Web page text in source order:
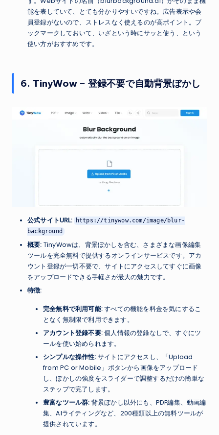
能を表していて、とても分かりやすいですね。広告表示や会
員登録がないので、ストレスなく使えるのが高ポイント。ブ
ックマークしておいて、いざという時にサッと使う、という
使い方がおすすめです。
6. TinyWow – 登録不要で自動背景ぼかし
公式サイトURL:
https://tinywow.com/image/blur-
background
概要: TinyWowは、背景ぼかしを含む、さまざまな画像編集
ツールを完全無料で提供するオンラインサービスです。アカ
ウント登録が一切不要で、サイトにアクセスしてすぐに画像
をアップロードできる手軽さが最大の魅力です。
特徴:
完全無料で利用可能:すべての機能を料金を気にするこ
となく無制限で利用できます。
アカウント登録不要:個人情報の登録なしで、すぐにツ
ールを使い始められます。
シンプルな操作性:サイトにアクセスし、「Upload
from PC or Mobile」ボタンから画像をアップロード
し、ぼかしの強度をスライダーで調整するだけの簡単な
ステップで完了します。
豊富なツール群: 背景ぼかし以外にも、PDF編集、動画編
集、AIライティングなど、200種類以上の無料ツールが
提供されています。